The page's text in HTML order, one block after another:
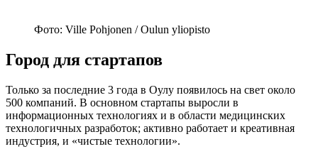
Фото: Ville Pohjonen / Oulun yliopisto
Город для стартапов
Только за последние 3 года в Оулу появилось на свет около
500 компаний. В основном стартапы выросли в
информационных технологиях и в области медицинских
технологичных разработок; активно работает и креативная
индустрия, и «чистые технологии».